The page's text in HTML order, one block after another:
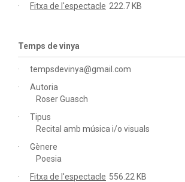
Fitxa de l'espectacle 222.7 KB
Temps de vinya
tempsdevinya@gmail.com
Autoria
Roser Guasch
Tipus
Recital amb música i/o visuals
Gènere
Poesia
Fitxa de l'espectacle 556.22 KB